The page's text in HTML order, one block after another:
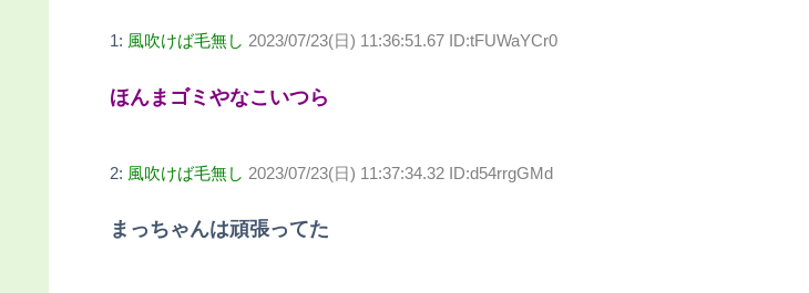
1: 風吹けば毛無し 2023/07/23(日) 11:36:51.67 ID:tFUWaYCr0
ほんまゴミやなこいつら
2: 風吹けば毛無し 2023/07/23(日) 11:37:34.32 ID:d54rrgGMd
まっちゃんは頑張ってた